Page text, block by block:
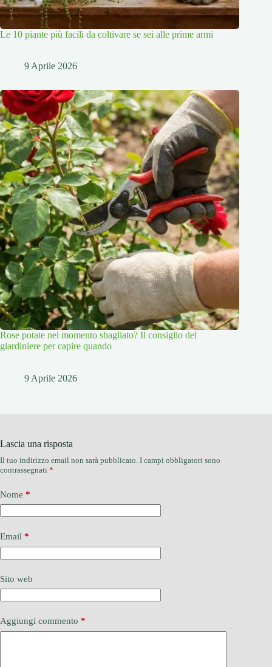
Le 10 piante più facili da coltivare se sei alle prime armi
9 Aprile 2026
Rose potate nel momento sbagliato? Il consiglio del
giardiniere per capire quando
9 Aprile 2026
Lascia una risposta
Il tuo indirizzo email non sarà pubblicato. I campi obbligatori sono
contrassegnati *
Nome *
Email *
Sito web
Aggiungi commento *